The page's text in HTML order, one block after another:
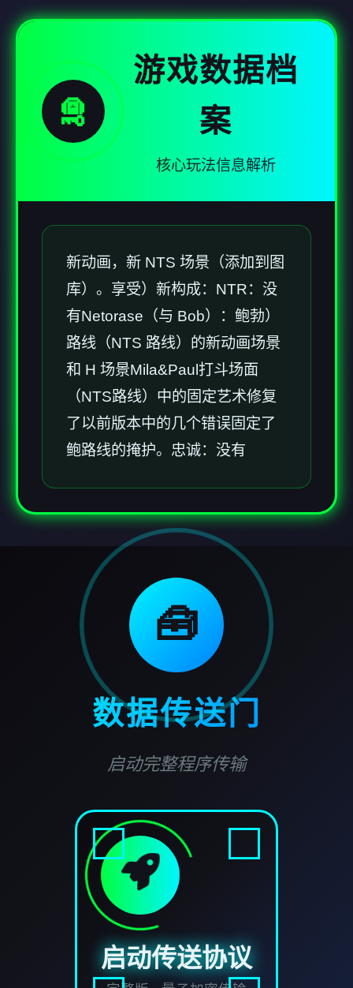
🛅
游戏数据档
案
核心玩法信息解析
新动画，新 NTS 场景（添加到图
库）。享受）新构成：NTR：没
有Netorase（与 Bob）：鲍勃）
路线（NTS 路线）的新动画场景
和 H 场景Mila&Paul打斗场面
（NTS路线）中的固定艺术修复
了以前版本中的几个错误固定了
鲍路线的掩护。忠诚：没有
🧰
数据传送门
启动完整程序传输
启动传送协议